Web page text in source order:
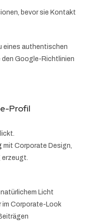
bevor sie Kontakt
eines authentischen
Google-Richtlinien
Profil
mit Corporate Design,
Licht
im Corporate-Look